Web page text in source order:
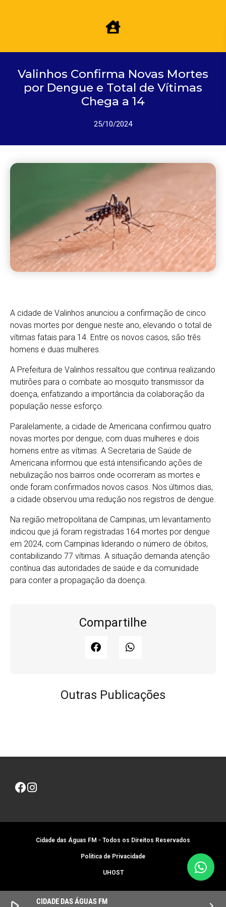
CIDADE DAS ÁGUAS FM
Valinhos Confirma Novas Mortes
por Dengue e Total de Vítimas
Chega a 14
25/10/2024
A cidade de Valinhos anunciou a confirmação de cinco
novas mortes por dengue neste ano, elevando o total de
vítimas fatais para 14. Entre os novos casos, são três
homens e duas mulheres.
A Prefeitura de Valinhos ressaltou que continua realizando
mutirões para o combate ao mosquito transmissor da
doença, enfatizando a importância da colaboração da
população nesse esforço.
Paralelamente, a cidade de Americana confirmou quatro
novas mortes por dengue, com duas mulheres e dois
homens entre as vítimas. A Secretaria de Saúde de
Americana informou que está intensificando ações de
nebulização nos bairros onde ocorreram as mortes e
onde foram confirmados novos casos. Nos últimos dias,
a cidade observou uma redução nos registros de dengue.
Na região metropolitana de Campinas, um levantamento
indicou que já foram registradas 164 mortes por dengue
em 2024, com Campinas liderando o número de óbitos,
contabilizando 77 vítimas. A situação demanda atenção
contínua das autoridades de saúde e da comunidade
para conter a propagação da doença.
Compartilhe
Outras Publicações
Cidade das Águas FM - Todos os Direitos Reservados
Política de Privacidade
UHOST